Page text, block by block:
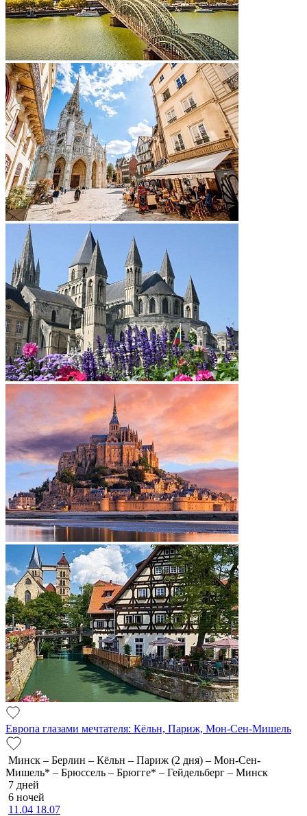
Европа глазами мечтателя: Кёльн, Париж, Мон-Сен-Мишель
Минск – Берлин – Кёльн – Париж (2 дня) – Мон-Сен-
Мишель* – Брюссель – Брюгге* – Гейдельберг – Минск
7 дней
6 ночей
11.04 18.07